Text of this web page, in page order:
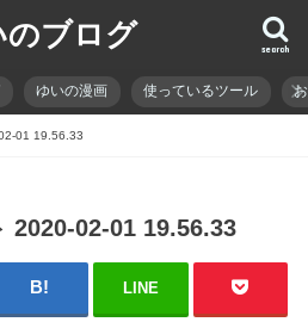
のブログ search
ゆいの漫画 使っているツール
01 19.56.33
2020-02-01 19.56.33
LINE